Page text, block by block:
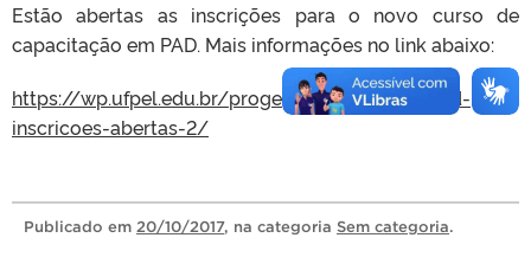
Estão abertas as inscrições para o novo curso de
capacitação em PAD. Mais informações no link abaixo:
https://wp.ufpel.edu.br/progep/2017/10/20/pad-
inscricoes-abertas-2/
Publicado em 20/10/2017, na categoria Sem categoria.